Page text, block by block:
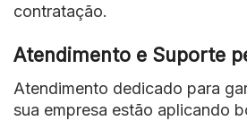
contratação.
Atendimento e Suporte
Atendimento dedicado para
sua empresa estão aplicando